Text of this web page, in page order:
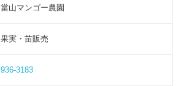
當山マンゴー農園
果実・苗販売
936-3183